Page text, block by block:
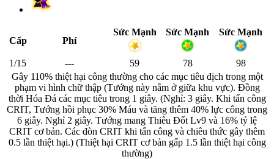
Cấp Phí
Sức Mạnh Sức Mạnh Sức Mạnh
1/15 --- 59 78
98
Gây 110% thiệt hại công thường cho các mục tiêu địch trong một
phạm vi hình chữ thập (Tướng này nằm ở giữa khu vực). Đồng
thời Hóa Đá các mục tiêu trong 1 giây. (Nghỉ: 3 giây. Khi tấn công
CRIT, Tướng hồi phục 30% Máu và tăng thêm 40% lực công trong
6 giây. Nghỉ 2 giây. Tướng mang Thiêu Đốt Lv9 và 16% tỷ lệ
CRIT cơ bản. Các đòn CRIT khi tấn công và chiêu thức gây thêm
0.5 lần thiệt hại.) (Thiệt hại CRIT cơ bản gấp 1.5 lần thiệt hại công
thường)